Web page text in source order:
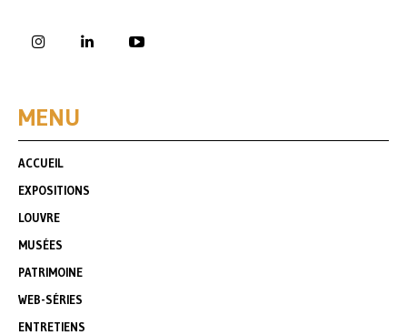
MENU
ACCUEIL
EXPOSITIONS
LOUVRE
MUSÉES
PATRIMOINE
WEB-SÉRIES
ENTRETIENS